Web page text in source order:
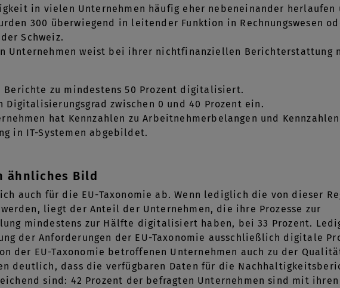
in vielen Unternehmen häufig eher nebeneinander herlaufen
300 überwiegend in leitender Funktion in Rechnungswesen
Schweiz.
Unternehmen weist bei ihrer nichtfinanziellen Berichterstattung
Berichte zu mindestens 50 Prozent digitalisiert.
Digitalisierungsgrad zwischen 0 und 40 Prozent ein.
hat Kennzahlen zu Arbeitnehmerbelangen und
in IT-Systemen abgebildet.
ähnliches Bild
auch für die EU-Taxonomie ab. Wenn lediglich die von dieser
liegt der Anteil der Unternehmen, die ihre Prozesse zur
mindestens zur Hälfte digitalisiert haben, bei 33 Prozent.
der Anforderungen der EU-Taxonomie ausschließlich digitale
der EU-Taxonomie betroffenen Unternehmen auch zu der
deutlich, dass die verfügbaren Daten für die
sind: 42 Prozent der befragten Unternehmen sind mit